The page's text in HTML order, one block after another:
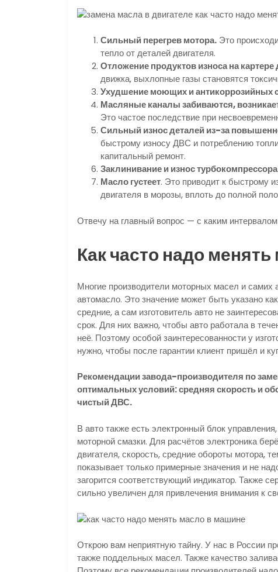
Сильный перегрев мотора. Это
тепло от деталей двигателя.
Отложение продуктов износа на картере
движка, выхлопные газы становятся
Ухудшение моющих и антикоррозийных
Масляные каналы забиваются,
Это частое последствие при
Сильный износ деталей из-за
быстрому износу ДВС и потреблению
капитальный ремонт.
Заклинивание и износ турбокомпрессора.
Масло густеет. Это приводит к быстрому
двигателя в морозы, вплоть до полной
Отвечу на главный вопрос — с каким
Как часто надо
Многие производители моторных масел и самих
автомасло. Это значение может быть указано
средние, а сам изготовитель авто не
срок. Для них важно, чтобы авто работала в
неё. Поэтому особой заинтересованности у
нужно, чтобы после гарантии клиент пришёл и
Рекомендации завода-производителя по
оптимальных условий: средняя скорость и
чистый ДВС.
В авто также есть электронный блок
моторной смазки. Для расчётов электроника
двигателя, скорость, средние обороты мотора,
показывает только примерные значения и не
загорится соответствующий индикатор. Также
сильно увеличен для привлечения внимания к
Открою вам неприятную тайну. У нас в России
также поддельных масел. Также качество